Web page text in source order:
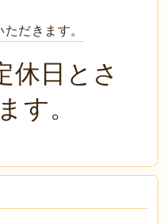
だきます。
休日とさ
す。